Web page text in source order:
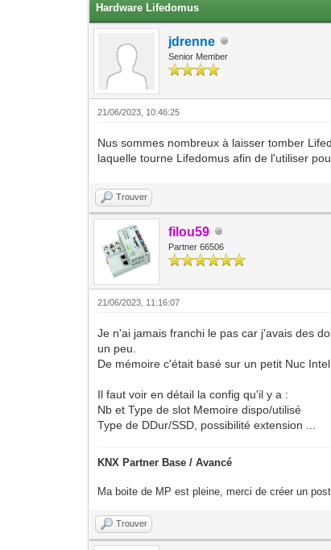
Hardware Lifedomus
jdrenne
Senior Member
21/06/2023, 10:46:25
Nus sommes nombreux à laisser tomber
laquelle tourne Lifedomus afin de l'utiliser
Trouver
filou59
Partner 66506
21/06/2023, 11:16:07
Je n'ai jamais franchi le pas car j'avais des
un peu.
De mémoire c'était basé sur un petit Nuc
Il faut voir en détail la config qu'il y a :
Nb et Type de slot Memoire dispo/utilisé
Type de DDur/SSD, possibilité extension ...
KNX Partner Base / Avancé
Ma boite de MP est pleine, merci de créer un
Trouver